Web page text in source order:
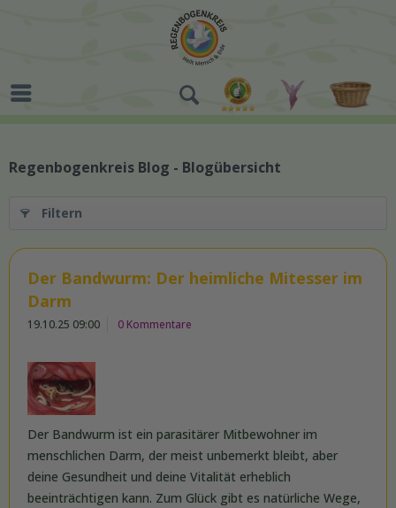
Regenbogenkreis Blog - Blogübersicht
Filtern
Der Bandwurm: Der heimliche Mitesser im
Darm
19.10.25 09:00 0 Kommentare
Der Bandwurm ist ein parasitärer Mitbewohner im
menschlichen Darm, der meist unbemerkt bleibt, aber
deine Gesundheit und deine Vitalität erheblich
beeinträchtigen kann. Zum Glück gibt es natürliche Wege,